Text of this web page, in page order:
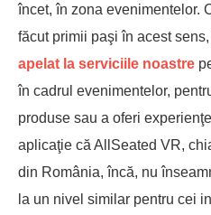
încet, în zona evenimentelor.
făcut primii paşi în acest
apelat la serviciile noastre
în cadrul evenimentelor,
produse sau a oferi
aplicaţie că AllSeated VR,
din România, încă, nu
la un nivel similar pentru cei